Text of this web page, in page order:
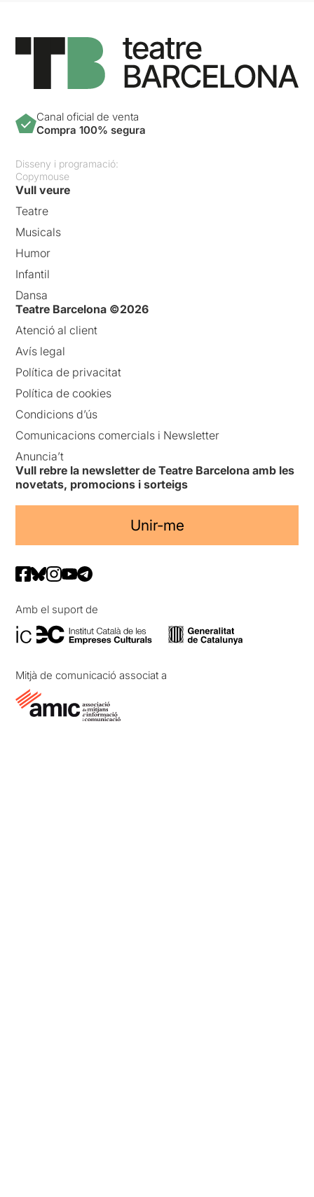
Canal oficial de venta
Compra 100% segura
Disseny i programació:
Copymouse
Vull veure
Teatre
Musicals
Humor
Infantil
Dansa
Teatre Barcelona ©2026
Atenció al client
Avís legal
Política de privacitat
Política de cookies
Condicions d’ús
Comunicacions comercials i Newsletter
Anuncia’t
Vull rebre la newsletter de Teatre Barcelona amb les
novetats, promocions i sorteigs
Unir-me
Amb el suport de
Mitjà de comunicació associat a